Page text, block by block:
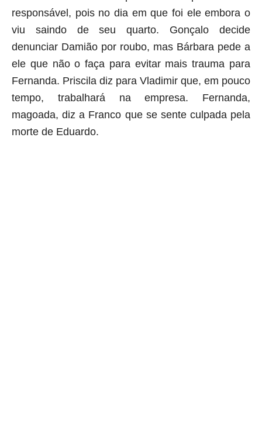
responsável, pois no dia em que foi ele embora o
viu saindo de seu quarto. Gonçalo decide
denunciar Damião por roubo, mas Bárbara pede a
ele que não o faça para evitar mais trauma para
Fernanda. Priscila diz para Vladimir que, em pouco
tempo, trabalhará na empresa. Fernanda,
magoada, diz a Franco que se sente culpada pela
morte de Eduardo.